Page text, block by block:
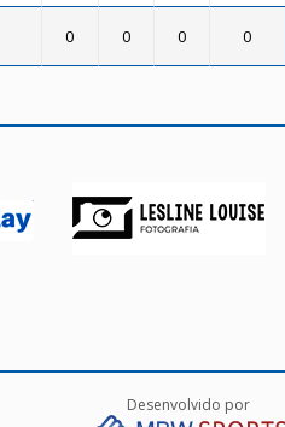
0 0 0 0
Desenvolvido por